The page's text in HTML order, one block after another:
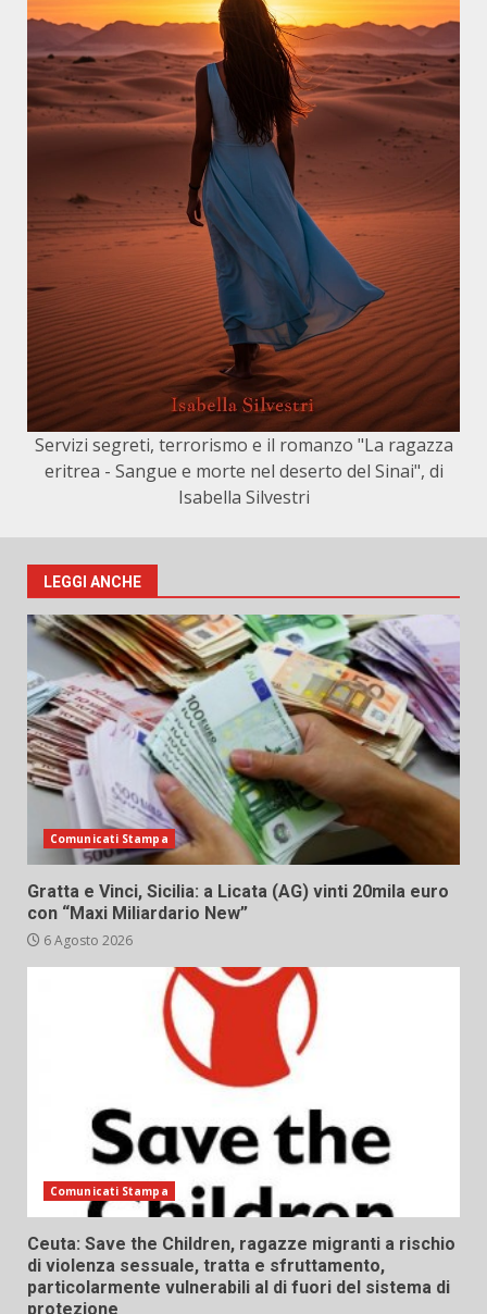
Servizi segreti, terrorismo e il romanzo "La ragazza
eritrea - Sangue e morte nel deserto del Sinai", di
Isabella Silvestri
LEGGI ANCHE
Comunicati Stampa
Gratta e Vinci, Sicilia: a Licata (AG) vinti 20mila euro
con “Maxi Miliardario New”
6 Agosto 2026
Comunicati Stampa
Ceuta: Save the Children, ragazze migranti a rischio
di violenza sessuale, tratta e sfruttamento,
particolarmente vulnerabili al di fuori del sistema di
protezione